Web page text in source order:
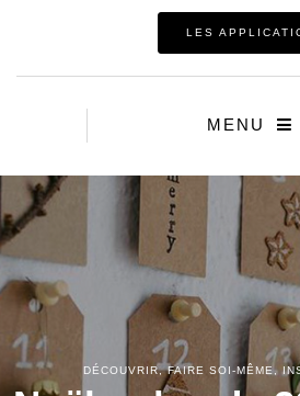
LES
MENU
DÉCOUVRIR,FAIRE SOI-MÊME,